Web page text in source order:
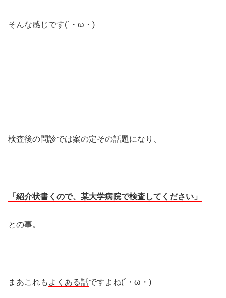
そんな感じです(´・ω・)
検査後の問診では案の定その話題になり、
「紹介状書くので、某大学病院で検査してください」
との事。
まあこれも よくある話ですよね(´・ω・)